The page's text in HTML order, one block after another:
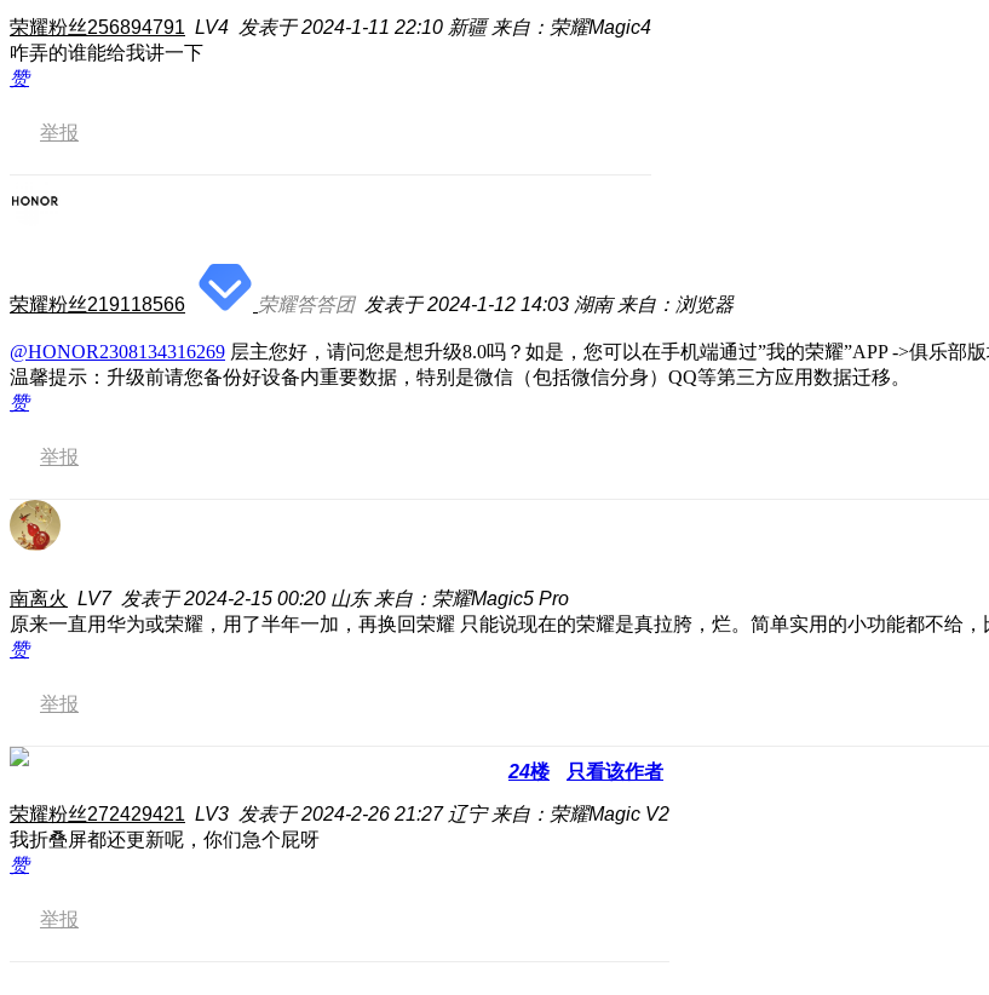
荣耀粉丝256894791 LV4 发表于 2024-1-11 22:10 新疆 来自：荣耀Magic4
咋弄的谁能给我讲一下
赞
举报
荣耀粉丝219118566 荣耀答答团 发表于 2024-1-12 14:03 湖南 来自：浏览器
@HONOR2308134316269 层主您好，请问您是想升级8.0吗？如是，您可以在手机端通过”我的荣耀”APP ->俱乐部
温馨提示：升级前请您备份好设备内重要数据，特别是微信（包括微信分身）QQ等第三方应用数据迁移。
赞
举报
南离火 LV7 发表于 2024-2-15 00:20 山东 来自：荣耀Magic5 Pro
原来一直用华为或荣耀，用了半年一加，再换回荣耀 只能说现在的荣耀是真拉胯，烂。简单实用的小功能都不给
赞
举报
24楼 只看该作者
荣耀粉丝272429421 LV3 发表于 2024-2-26 21:27 辽宁 来自：荣耀Magic V2
我折叠屏都还更新呢，你们急个屁呀
赞
举报